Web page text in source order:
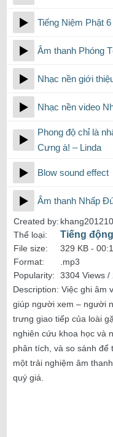
Tiếng Niệm Phật
Âm thanh Phóng
Nhạc nền giới
Nhạc nền video
Phong độ chỉ là
Cưng à! – Linda
Blow sound effect
Âm thanh Nhấp
Created by:
Thể loại:
Tiếng
File size: 329 KB -
Format:
.mp3
Popularity:
3304 Views /
Description: Việc ghi âm
giúp người xem – người
trưng giao tiếp của loài
nghiên cứu khoa học và
phân tích, và so sánh
một trải nghiệm âm
quý giá.